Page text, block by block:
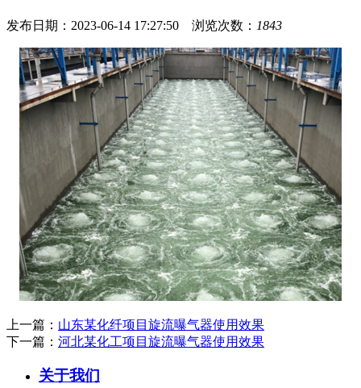
发布日期：2023-06-14 17:27:50 浏览次数： 1843
上一篇： 山东某化纤项目旋流曝气器使用效果
下一篇： 河北某化工项目旋流曝气器使用效果
关于我们